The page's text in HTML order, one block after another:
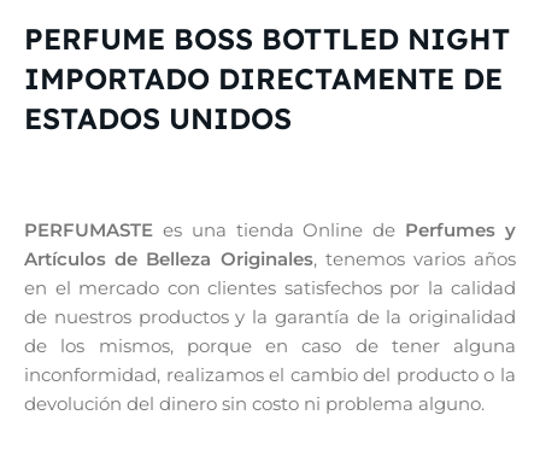
PERFUME BOSS BOTTLED NIGHT
IMPORTADO DIRECTAMENTE DE
ESTADOS UNIDOS
PERFUMASTE es una tienda Online de Perfumes y
Artículos de Belleza Originales, tenemos varios años
en el mercado con clientes satisfechos por la calidad
de nuestros productos y la garantía de la originalidad
de los mismos, porque en caso de tener alguna
inconformidad, realizamos el cambio del producto o la
devolución del dinero sin costo ni problema alguno.